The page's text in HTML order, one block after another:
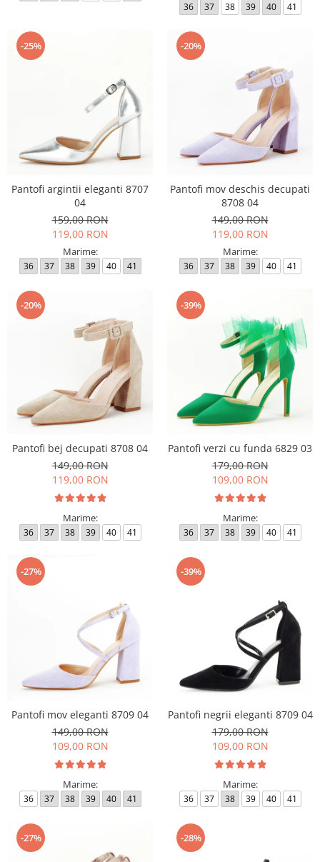
36 37 38 39 40 41
-25%
Pantofi argintii eleganti 8707
04
159,00 RON
119,00 RON
Marime:
36 37 38 39 40 41
-20%
Pantofi mov deschis decupati
8708 04
149,00 RON
119,00 RON
Marime:
36 37 38 39 40 41
-20%
Pantofi bej decupati 8708 04
149,00 RON
119,00 RON
Marime:
36 37 38 39 40 41
-39%
Pantofi verzi cu funda 6829 03
179,00 RON
109,00 RON
Marime:
36 37 38 39 40 41
-27%
Pantofi mov eleganti 8709 04
149,00 RON
109,00 RON
Marime:
36 37 38 39 40 41
-39%
Pantofi negrii eleganti 8709 04
179,00 RON
109,00 RON
Marime:
36 37 38 39 40 41
-27% -28%